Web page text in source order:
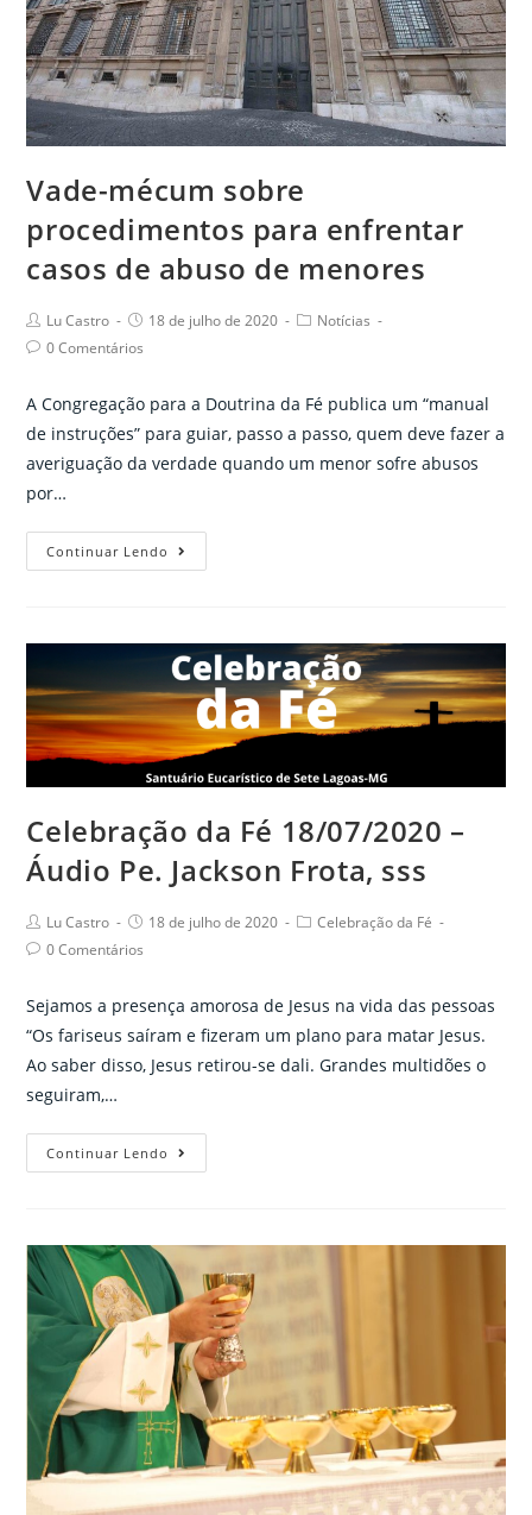
Vade-mécum sobre
procedimentos para enfrentar
casos de abuso de menores
Post
author:
Lu Castro
Post
published:
18 de julho de 2020
PostNotícias
Post0 Comentários
A Congregação para a Doutrina da Fé publica um “manual
de instruções” para guiar, passo a passo, quem deve fazer a
averiguação da verdade quando um menor sofre abusos
por…
Continuar Lendo
mécum
para
enfrentar
casos
de
abuso
menores
Celebração da Fé 18/07/2020 –
Áudio Pe. Jackson Frota, sss
Post
author:
Lu Castro
Post
published:
18 de julho de 2020
PostCelebração da Fé
Post0 Comentários
Sejamos a presença amorosa de Jesus na vida das pessoas
“Os fariseus saíram e fizeram um plano para matar Jesus.
Ao saber disso, Jesus retirou-se dali. Grandes multidões o
seguiram,…
Continuar Lendo
da
Áudio
Pe.
Jackson
Frota,
sss